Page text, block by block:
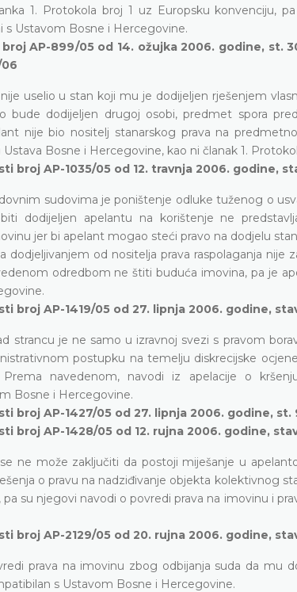
1. Protokola broj 1 uz Europsku konvenciju,
s Ustavom Bosne i Hercegovine.
AP-899/05 od 14. ožujka 2006. godine, st.
uselio u stan koji mu je dodijeljen rješenjem
bude dodijeljen drugoj osobi, predmet spora
nije bio nositelj stanarskog prava na
Bosne i Hercegovine, kao ni članak 1.
broj AP-1035/05 od 12. travnja 2006. godine,
sudovima je poništenje odluke tuženog o
dodijeljen apelantu na korištenje ne
jer bi apelant mogao steći pravo na dodjelu
dodjeljivanjem od nositelja prava raspolaganja
odredbom ne štiti buduća imovina, pa je
broj AP-1419/05 od 27. lipnja 2006. godine,
strancu je ne samo u izravnoj svezi s pravom
postupku na temelju diskrecijske
Prema navedenom, navodi iz apelacije o
Bosne i Hercegovine.
broj AP-1427/05 od 27. lipnja 2006. godine, st.
broj AP-1428/05 od 12. rujna 2006. godine,
ne može zaključiti da postoji miješanje u
o pravu na nadziđivanje objekta kolektivnog
su njegovi navodi o povredi prava na imovinu i
broj AP-2129/05 od 20. rujna 2006. godine,
prava na imovinu zbog odbijanja suda da mu
s Ustavom Bosne i Hercegovine.